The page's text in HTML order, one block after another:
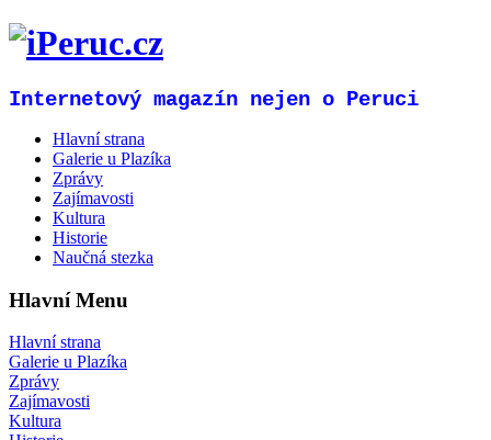
Internetový magazín nejen o Peruci
Hlavní strana
Galerie u Plazíka
Zprávy
Zajímavosti
Kultura
Historie
Naučná stezka
Hlavní Menu
Hlavní strana
Galerie u Plazíka
Zprávy
Zajímavosti
Kultura